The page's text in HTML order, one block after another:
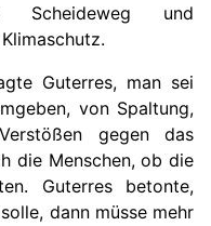
Scheideweg und
.
Guterres, man sei
von Spaltung,
gegen das
die Menschen, ob die
Guterres betonte,
dann müsse mehr